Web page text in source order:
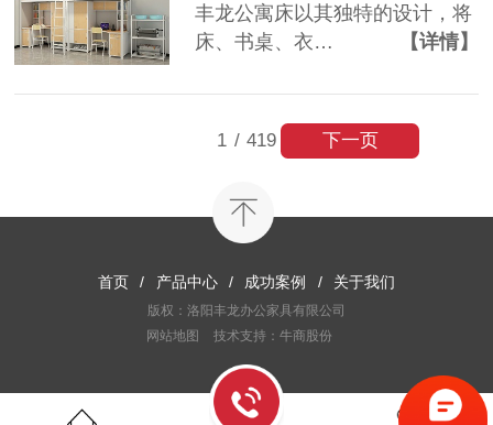
丰龙公寓床以其独特的设计，将
床、书桌、衣…
【详情】
1 / 419 下一页
首页 / 产品中心 / 成功案例 / 关于我们
版权：洛阳丰龙办公家具有限公司
网站地图
技术支持：牛商股份